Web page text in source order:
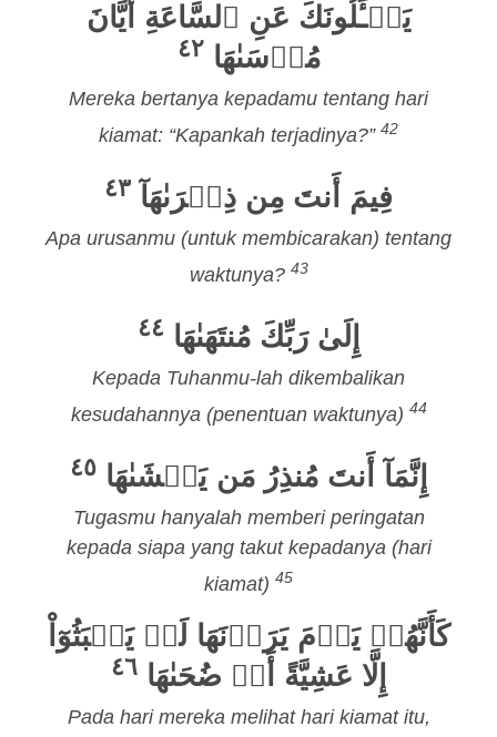
يَسۡـَٔلُونَكَ عَنِ ٱلسَّاعَةِ أَيَّانَ
مُرۡسَىٰهَا ٤٢
Mereka bertanya kepadamu tentang hari
kiamat: “Kapankah terjadinya?” 42
فِيمَ أَنتَ مِن ذِكۡرَىٰهَآ ٤٣
Apa urusanmu (untuk membicarakan) tentang
waktunya? 43
إِلَىٰ رَبِّكَ مُنتَهَىٰهَا ٤٤
Kepada Tuhanmu-lah dikembalikan
kesudahannya (penentuan waktunya) 44
إِنَّمَآ أَنتَ مُنذِرُ مَن يَخۡشَىٰهَا٤٥
Tugasmu hanyalah memberi peringatan
kepada siapa yang takut kepadanya (hari
kiamat) 45
كَأَنَّهُمۡ يَوۡمَ يَرَوۡنَهَا لَمۡ يَلۡبَثُوٓاْ
إِلَّا عَشِيَّةً أَوۡ ضُحَىٰهَا٤٦
Pada hari mereka melihat hari kiamat itu,